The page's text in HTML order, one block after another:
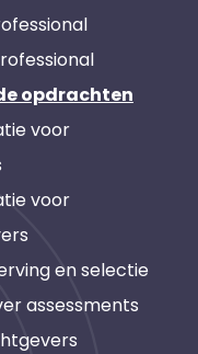
opdrachten
voor
voor
en selectie
assessments